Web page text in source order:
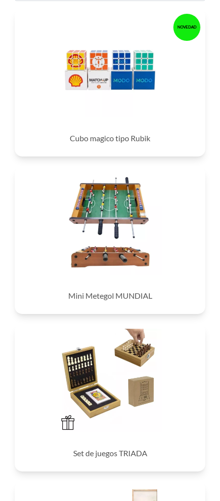
NOVEDAD
Cubo magico tipo Rubik
Mini Metegol MUNDIAL
Set de juegos TRIADA